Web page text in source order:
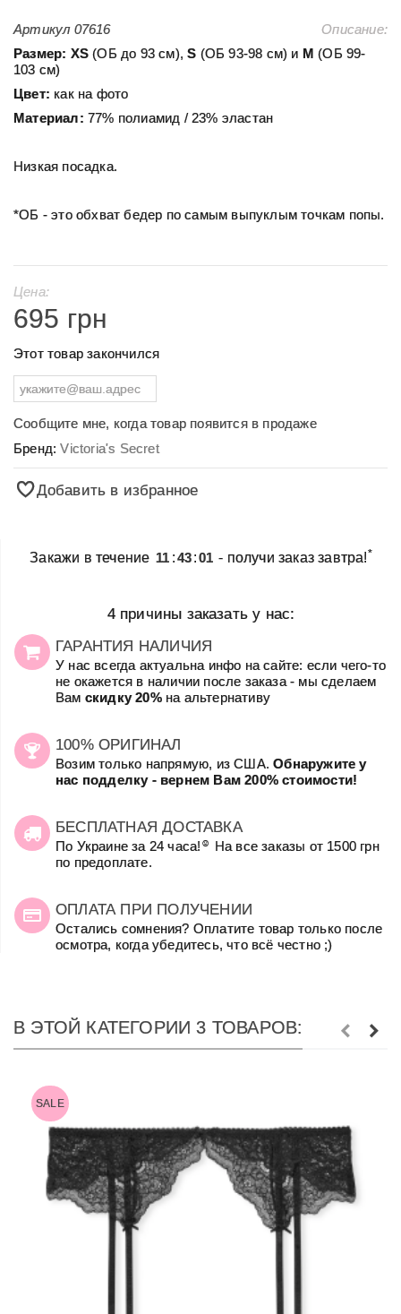
Артикул 07616
Описание:
Размер: ХS (ОБ до 93 см),S (ОБ 93-98 см) и М (ОБ 99-
103 см)
Цвет: как на фото
Материал: 77% полиамид / 23% эластан
Низкая посадка.
*ОБ - это обхват бедер по самым выпуклым точкам попы.
Цена:
695 грн
Этот товар закончился
Сообщите мне, когда товар появится в продаже
Бренд:Victoria's Secret
Добавить в избранное
Закажи в течение 11 :43:01 - получи заказ завтра!*
4 причины заказать у нас:
ГАРАНТИЯ НАЛИЧИЯ
У нас всегда актуальна инфо на сайте: если чего-то
не окажется в наличии после заказа - мы сделаем
Вам скидку 20%на альтернативу
100% ОРИГИНАЛ
Возим только напрямую, из США.Обнаружите у
нас подделку - вернем Вам 200% стоимости!
БЕСПЛАТНАЯ ДОСТАВКА
По Украине за 24 часа! ☺
На все заказы от 1500 грн
по предоплате.
ОПЛАТА ПРИ ПОЛУЧЕНИИ
Остались сомнения? Оплатите товар только после
осмотра, когда убедитесь, что всё честно ;)
В ЭТОЙ КАТЕГОРИИ 3 ТОВАРОВ:
SALE